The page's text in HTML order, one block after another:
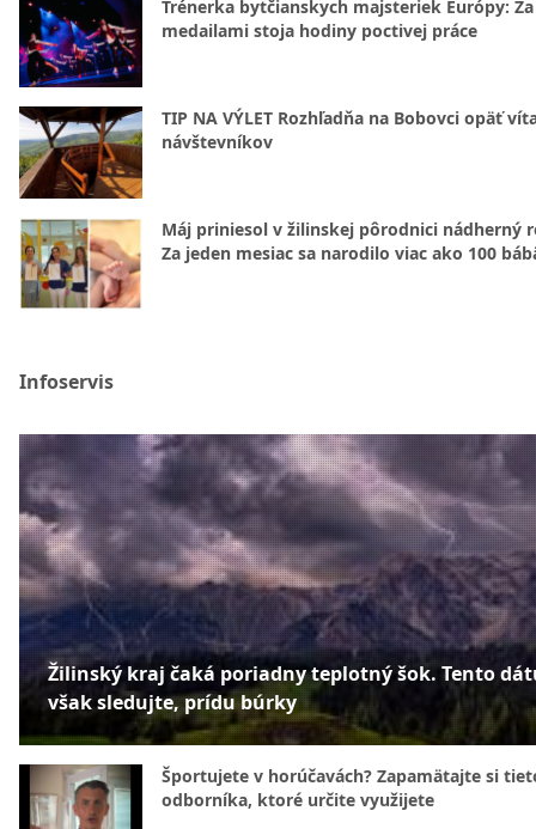
Trénerka bytčianskych majsteriek Európy: Za
medailami stoja hodiny poctivej práce
TIP NA VÝLET Rozhľadňa na Bobovci opäť
návštevníkov
Máj priniesol v žilinskej pôrodnici nádherný
Za jeden mesiac sa narodilo viac ako 100
Infoservis
Žilinský kraj čaká poriadny teplotný šok. Tento
však sledujte, prídu búrky
Športujete v horúčavách? Zapamätajte si
odborníka, ktoré určite využijete